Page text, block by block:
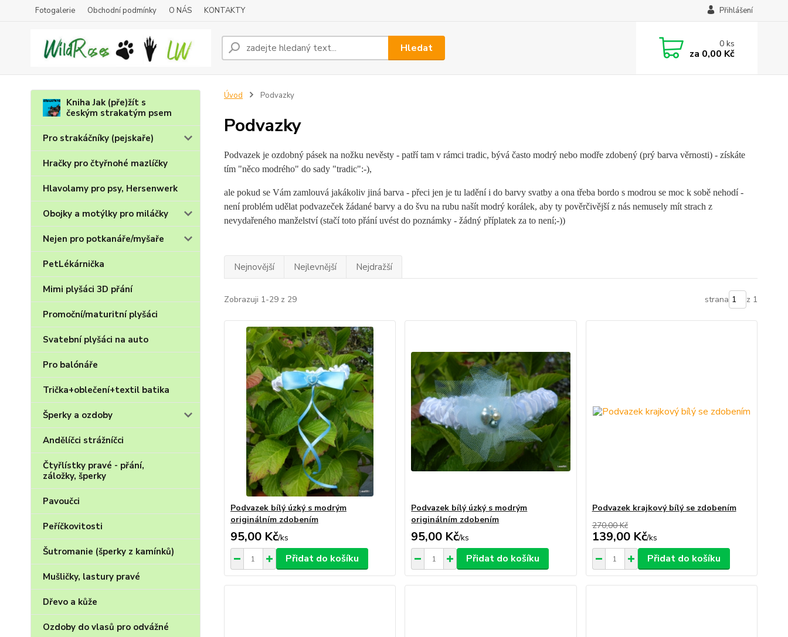
Fotogalerie Obchodní podmínky O NÁS KONTAKTY Přihlášení
Hledat 0ks
za 0,00 Kč
Kniha Jak (pře)žít s
českým strakatým psem
Pro strakáčníky (pejskaře)
Hračky pro čtyřnohé mazlíčky
Hlavolamy pro psy, Hersenwerk
Obojky a motýlky pro miláčky
Nejen pro potkanáře/myšaře
PetLékárnička
Mimi plyšáci 3D přání
Promoční/maturitní plyšáci
Svatební plyšáci na auto
Pro balónáře
Trička+oblečení+textil batika
Šperky a ozdoby
Andělíčci strážníčci
Čtyřlístky pravé - přání,
záložky, šperky
Pavoučci
Peříčkovitosti
Šutromanie (šperky z kamínků)
Mušličky, lastury pravé
Dřevo a kůže
Ozdoby do vlasů pro odvážné
Úvod Podvazky
Podvazky
Podvazek je ozdobný pásek na nožku nevěsty - patří tam v rámci tradic, bývá často modrý nebo modře zdobený (prý barva věrnosti) - získáte
tím "něco modrého" do sady "tradic":-),
ale pokud se Vám zamlouvá jakákoliv jiná barva - přeci jen je tu ladění i do barvy svatby a ona třeba bordo s modrou se moc k sobě nehodí -
není problém udělat podvazeček žádané barvy a do švu na rubu našít modrý korálek, aby ty pověrčivější z nás nemusely mít strach z
nevydařeného manželství (stačí toto přání uvést do poznámky - žádný příplatek za to není;-))
Nejnovější Nejlevnější Nejdražší
Zobrazuji 1-29 z 29 strana z 1
Podvazek bílý úzký s modrým
originálním zdobením
95,00 Kč/ks
Přidat do košíku
Podvazek bílý úzký s modrým
originálním zdobením
95,00 Kč/ks
Přidat do košíku
Podvazek krajkový bílý se zdobením
270,00 Kč
139,00 Kč/ks
Přidat do košíku